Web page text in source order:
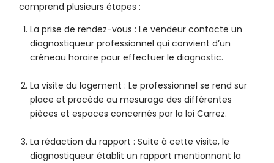
comprend plusieurs étapes :
La prise de rendez-vous : Le vendeur contacte un
diagnostiqueur professionnel qui convient d’un
créneau horaire pour effectuer le diagnostic.
La visite du logement : Le professionnel se rend sur
place et procède au mesurage des différentes
pièces et espaces concernés par la loi Carrez.
La rédaction du rapport : Suite à cette visite, le
diagnostiqueur établit un rapport mentionnant la